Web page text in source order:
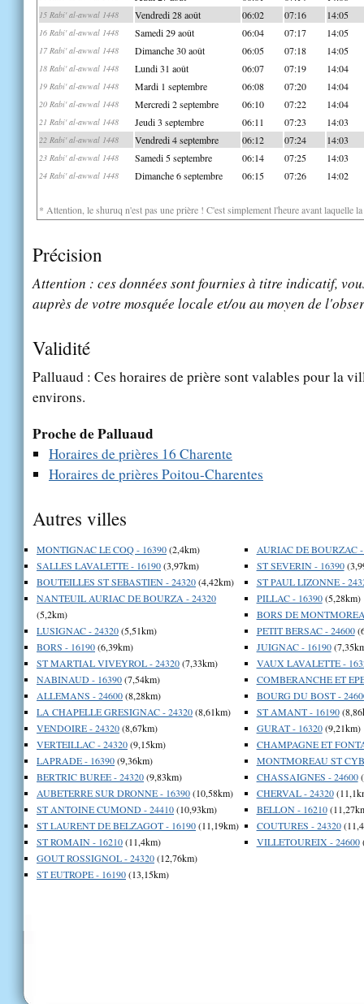
15 Rabi' al-awwal 1448 Vendredi 28 août 06:02 07:16 14:05
16 Rabi' al-awwal 1448 Samedi 29 août 06:04 07:17 14:05
17 Rabi' al-awwal 1448 Dimanche 30 août 06:05 07:18 14:05
18 Rabi' al-awwal 1448 Lundi 31 août 06:07 07:19 14:04
19 Rabi' al-awwal 1448 Mardi 1 septembre 06:08 07:20 14:04
20 Rabi' al-awwal 1448 Mercredi 2 septembre 06:10 07:22 14:04
21 Rabi' al-awwal 1448 Jeudi 3 septembre 06:11 07:23 14:03
22 Rabi' al-awwal 1448 Vendredi 4 septembre 06:12 07:24 14:03
23 Rabi' al-awwal 1448 Samedi 5 septembre 06:14 07:25 14:03
24 Rabi' al-awwal 1448 Dimanche 6 septembre 06:15 07:26 14:02
* Attention, le shuruq n'est pas une prière ! C'est simplement l'heure avant laquelle
Précision
Attention : ces données sont fournies à titre indicatif,
auprès de votre mosquée locale et/ou au moyen de
Validité
Palluaud : Ces horaires de prière sont valables pour la
environs.
Proche de Palluaud
Horaires de prières 16 Charente
Horaires de prières Poitou-Charentes
Autres villes
MONTIGNAC LE COQ - 16390(2,4km)
SALLES LAVALETTE - 16190(3,97km)
BOUTEILLES ST SEBASTIEN - 24320(4,42km)
NANTEUIL AURIAC DE BOURZA - 24320
(5,2km)
LUSIGNAC - 24320(5,51km)
BORS - 16190(6,39km)
ST MARTIAL VIVEYROL - 24320(7,33km)
NABINAUD - 16390(7,54km)
ALLEMANS - 24600(8,28km)
LA CHAPELLE GRESIGNAC - 24320(8,61km)
VENDOIRE - 24320(8,67km)
VERTEILLAC - 24320(9,15km)
LAPRADE - 16390(9,36km)
BERTRIC BUREE - 24320(9,83km)
AUBETERRE SUR DRONNE - 16390(10,58km)
ST ANTOINE CUMOND - 24410(10,93km)
ST LAURENT DE BELZAGOT - 16190(11,19km)
ST ROMAIN - 16210(11,4km)
GOUT ROSSIGNOL - 24320(12,76km)
ST EUTROPE - 16190(13,15km)
AURIAC DE BOURZAC -
ST SEVERIN - 16390
ST PAUL LIZONNE -
PILLAC - 16390(5,28km)
BORS DE
PETIT BERSAC - 24600
JUIGNAC - 16190
VAUX LAVALETTE -
COMBERANCHE ET
BOURG DU BOST -
ST AMANT - 16190
GURAT - 16320(9,21km)
CHAMPAGNE ET
MONTMOREAU ST
CHASSAIGNES - 24600
CHERVAL - 24320
BELLON - 16210
COUTURES - 24320
VILLETOUREIX - 24600